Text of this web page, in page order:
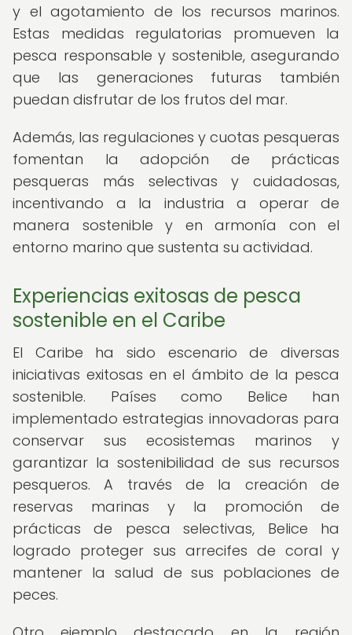
y el agotamiento de los recursos marinos.
Estas medidas regulatorias promueven la
pesca responsable y sostenible, asegurando
que las generaciones futuras también
puedan disfrutar de los frutos del mar.
Además, las regulaciones y cuotas pesqueras
fomentan la adopción de prácticas
pesqueras más selectivas y cuidadosas,
incentivando a la industria a operar de
manera sostenible y en armonía con el
entorno marino que sustenta su actividad.
Experiencias exitosas de pesca
sostenible en el Caribe
El Caribe ha sido escenario de diversas
iniciativas exitosas en el ámbito de la pesca
sostenible. Países como Belice han
implementado estrategias innovadoras para
conservar sus ecosistemas marinos y
garantizar la sostenibilidad de sus recursos
pesqueros. A través de la creación de
reservas marinas y la promoción de
prácticas de pesca selectivas, Belice ha
logrado proteger sus arrecifes de coral y
mantener la salud de sus poblaciones de
peces.